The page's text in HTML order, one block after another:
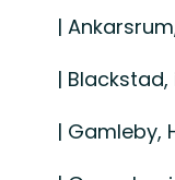
|
|
| Gamleby,